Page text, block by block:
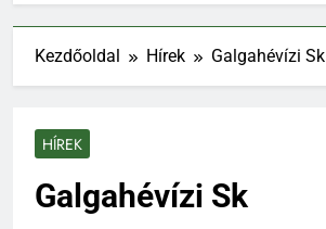
Kezdőoldal Hírek Galgahévízi Sk
HÍREK
Galgahévízi Sk